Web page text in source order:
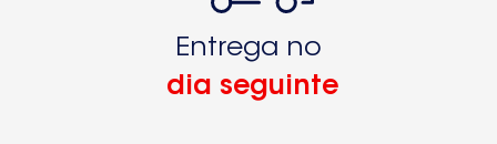
Entrega no
dia seguinte